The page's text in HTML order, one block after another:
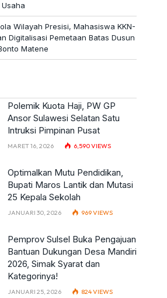
Wilayah Presisi, Mahasiswa KKN-
Digitalisasi Pemetaan Batas Dusun
Matene
Polemik Kuota Haji, PW GP
Ansor Sulawesi Selatan Satu
Intruksi Pimpinan Pusat
MARET 16, 2026 6,590VIEWS
Optimalkan Mutu Pendidikan,
Bupati Maros Lantik dan Mutasi
25 Kepala Sekolah
JANUARI 30, 2026 969VIEWS
Pemprov Sulsel Buka Pengajuan
Bantuan Dukungan Desa Mandiri
2026, Simak Syarat dan
Kategorinya!
JANUARI 25, 2026 824VIEWS